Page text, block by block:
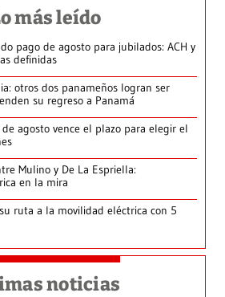
más leído
pago de agosto para jubilados: ACH y
definidas
otros dos panameños logran ser
su regreso a Panamá
agosto vence el plazo para elegir el
Mulino y De La Espriella:
en la mira
ruta a la movilidad eléctrica con 5
noticias